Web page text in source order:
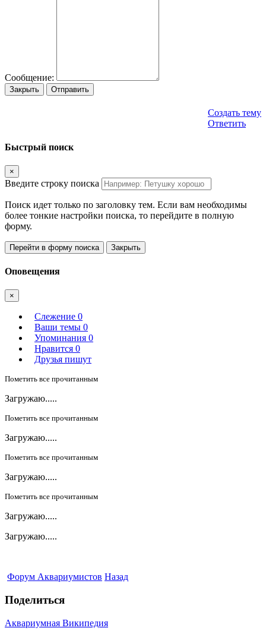
Сообщение:
Закрыть Отправить
Создать тему
Ответить
Быстрый поиск
×
Введите строку поиска
Поиск идет только по заголовку тем. Если вам необходимы
более тонкие настройки поиска, то перейдите в полную
форму.
Перейти в форму поиска Закрыть
Оповещения
×
Слежение 0
Ваши темы 0
Упоминания 0
Нравится 0
Друзья пишут
Пометить все прочитанным
Загружаю.....
Пометить все прочитанным
Загружаю.....
Пометить все прочитанным
Загружаю.....
Пометить все прочитанным
Загружаю.....
Загружаю.....
Форум Аквариумистов Назад
Поделиться
Аквариумная Википедия